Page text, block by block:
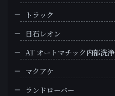
トラック
日石レオン
AT オートマチック内部洗浄
マクアケ
ランドローバー